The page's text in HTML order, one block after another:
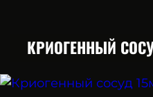
КРИОГЕННЫЙ